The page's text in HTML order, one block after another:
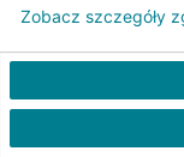
Warszawa, al.
Warszawa, al.
80
Zobacz szczegóły